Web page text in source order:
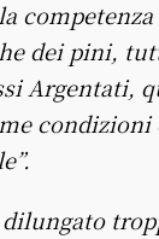
competenza
dei pini,
Argentati,
condizioni